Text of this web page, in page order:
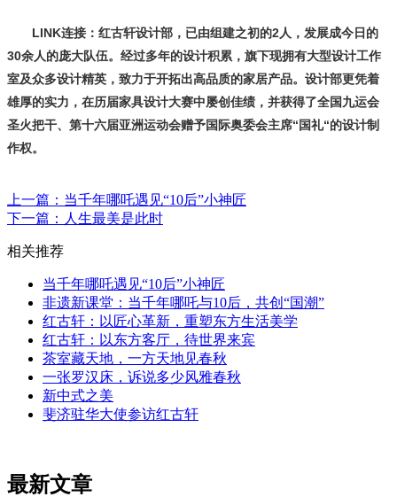
LINK连接：红古轩设计部，已由组建之初的2人，发展成今日的
30余人的庞大队伍。经过多年的设计积累，旗下现拥有大型设计工作
室及众多设计精英，致力于开拓出高品质的家居产品。设计部更凭着
雄厚的实力，在历届家具设计大赛中屡创佳绩，并获得了全国九运会
圣火把干、第十六届亚洲运动会赠予国际奥委会主席“国礼“的设计制
作权。
上一篇：当千年哪吒遇见“10后”小神匠
下一篇：人生最美是此时
相关推荐
当千年哪吒遇见“10后”小神匠
非遗新课堂：当千年哪吒与10后，共创“国潮”
红古轩：以匠心革新，重塑东方生活美学
红古轩：以东方客厅，待世界来宾
茶室藏天地，一方天地见春秋
一张罗汉床，诉说多少风雅春秋
新中式之美
斐济驻华大使参访红古轩
最新文章